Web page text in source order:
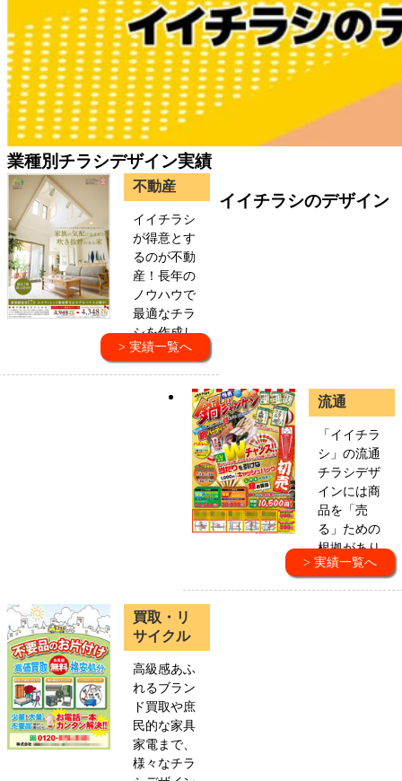
業種別チラシデザイン実績
不動産
イイチラシ
が得意とす
るのが不動
産！長年の
ノウハウで
最適なチラ
シを作成し
ます。
> 実績一覧へ
流通
「イイチラ
シ」の流通
チラシデザ
インには商
品を「売
る」ための
根拠があり
ます。
> 実績一覧へ
買取・リ
サイクル
高級感あふ
れるブラン
ド買取や庶
民的な家具
家電まで、
様々なチラ
イイチラシのデザイン